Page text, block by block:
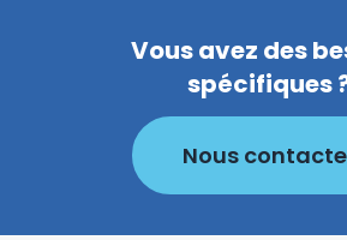
Vous avez des
spécifiques
Nous